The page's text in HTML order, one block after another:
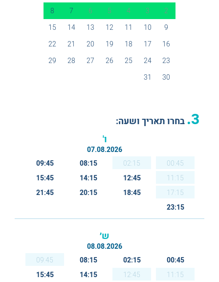
2
3
4
5
6
7
8
9
10
11
12
13
14
15
16
17
18
19
20
21
22
23
24
25
26
27
28
29
30
31
3. בחרו תאריך ושעה:
ו'
07.08.2026
00:45
02:15
08:15
09:45
11:15
12:45
14:15
15:45
17:15
18:45
20:15
21:45
23:15
ש׳
08.08.2026
00:45
02:15
08:15
09:45
11:15
12:45
14:15
15:45